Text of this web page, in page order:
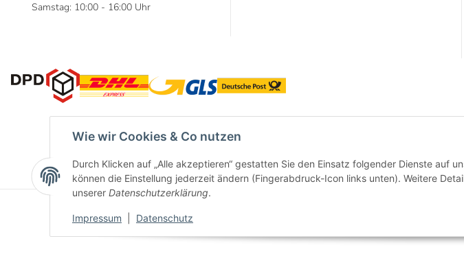
Wie wir Cookies & Co nutzen
Durch Klicken auf „Alle akzeptieren“ gestatten Sie den Einsatz folgender Dienste auf
können die Einstellung jederzeit ändern (Fingerabdruck-Icon links unten). Weitere
unserer Datenschutzerklärung.
Impressum Datenschutz
Samstag: 10:00 - 16:00 Uhr
VERTRAG